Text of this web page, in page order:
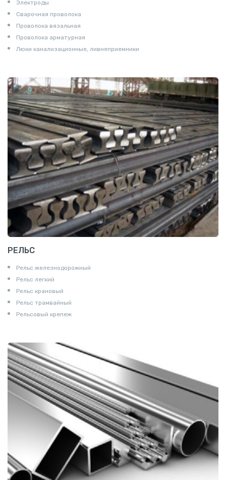
Электроды
Сварочная проволока
Проволока вязальная
Проволока арматурная
Люки канализационные, ливнеприемники
РЕЛЬС
Рельс железнодорожный
Рельс легкий
Рельс крановый
Рельс трамвайный
Рельсовый крепеж